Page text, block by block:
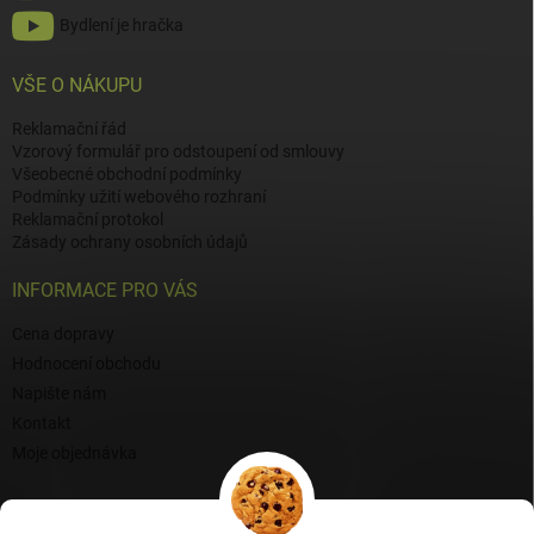
Bydlení je hračka
VŠE O NÁKUPU
Reklamační řád
Vzorový formulář pro odstoupení od smlouvy
Všeobecné obchodní podmínky
Podmínky užití webového rozhraní
Reklamační protokol
Zásady ochrany osobních údajů
INFORMACE PRO VÁS